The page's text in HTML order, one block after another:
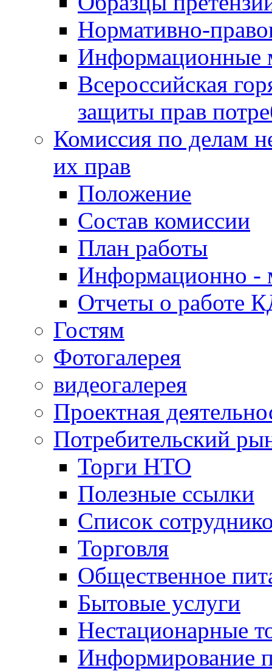
Нормативно-
Информационные
Всероссийская
защиты прав
Комиссия по делам
их прав
Положение
Состав комиссии
План работы
Информационно -
Отчеты о работе
Гостям
Фотогалерея
видеогалерея
Проектная
Потребительский
Торги НТО
Полезные ссылки
Список
Торговля
Общественное
Бытовые услуги
Нестационарные
Информирование